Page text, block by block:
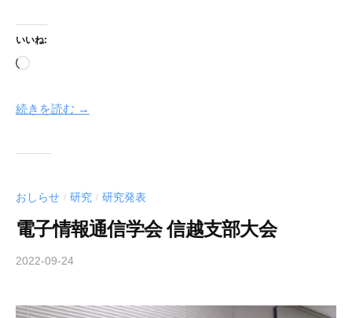
いいね:
読
込
続きを読む →
おしらせ / 研究 / 研究発表
電子情報通信学会 信越支部大会
2022-09-24